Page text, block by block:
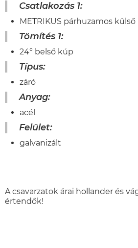
Csatlakozás 1:
METRIKUS párhuzamos
Tömítés 1:
24° belső kúp
Típus:
záró
Anyag:
acél
Felület:
galvanizált
A csavarzatok árai hollander és
értendők!